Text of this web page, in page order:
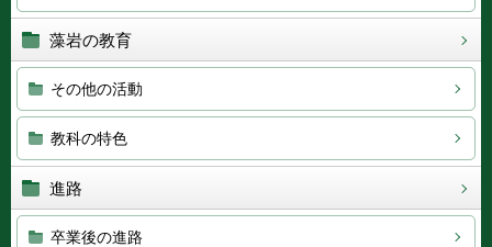
藻岩の教育
その他の活動
教科の特色
進路
卒業後の進路